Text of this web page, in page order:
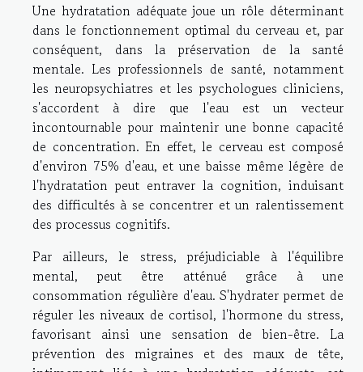
Une hydratation adéquate joue un rôle déterminant
dans le fonctionnement optimal du cerveau et, par
conséquent, dans la préservation de la santé
mentale. Les professionnels de santé, notamment
les neuropsychiatres et les psychologues cliniciens,
s'accordent à dire que l'eau est un vecteur
incontournable pour maintenir une bonne capacité
de concentration. En effet, le cerveau est composé
d'environ 75% d'eau, et une baisse même légère de
l'hydratation peut entraver la cognition, induisant
des difficultés à se concentrer et un ralentissement
des processus cognitifs.
Par ailleurs, le stress, préjudiciable à l'équilibre
mental, peut être atténué grâce à une
consommation régulière d'eau. S'hydrater permet de
réguler les niveaux de cortisol, l'hormone du stress,
favorisant ainsi une sensation de bien-être. La
prévention des migraines et des maux de tête,